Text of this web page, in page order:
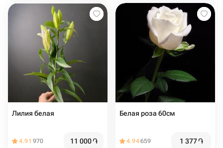
Лилия белая
4.91 970 11 000֏
Белая роза 60см
4.94659 1 377֏